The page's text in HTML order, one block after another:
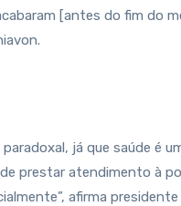
[antes do fim do
já que saúde é
prestar atendimento à
afirma presidente